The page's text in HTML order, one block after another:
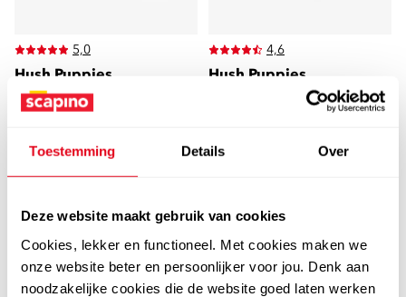
Toestemming Details Over
Deze website maakt gebruik van cookies
Cookies, lekker en functioneel. Met cookies maken we
onze website beter en persoonlijker voor jou. Denk aan
noodzakelijke cookies die de website goed laten werken
5,0
Hush Puppies
Hush Puppies leren
groen
44,99 2500
4,6
Hush Puppies
Hush Puppies dames
44,99
sale